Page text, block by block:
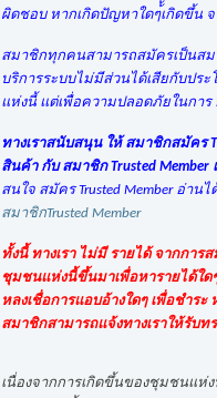
ผิดชอบ หากเกิดปัญหาใดๆ้้เกิดขึ้น
สมาชิกทุกคนสามารถสมัครเป็นสมา
บริการระบบไม่มีส่วนได้เสียกับปร
แห่งนี้ แต่เพื่อความปลอดภัยในกา
ทางเราสนับสนุน ให้ สมาชิกสมัคร
สินค้า กับ สมาชิก Trusted
สนใจ สมัคร Trusted Member อ่าน
สมาชิกTrusted Member
ทั้งนี้ ทางเรา ไม่มี รายได้ จากการ
ชุมชนแห่งนี้ขึ้นมาเพื่อหารายได้ใด
หลงเชื่อการแอบอ้างใดๆ เพื่อชำร
สมาชิกสามารถแจ้งทางเราให้รับท
เนื่องจากการเกิดขึ้นของชุมชนแห่